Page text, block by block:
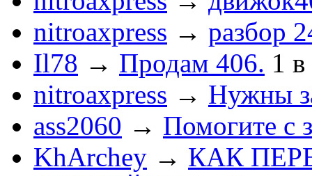
nitroaxpress → разбор
Il78 → Продам 406. 1 в
nitroaxpress → Нужны
ass2060 → Помогите с
KhArchey → КАК